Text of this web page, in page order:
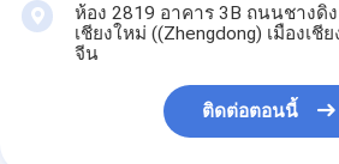
ห้อง 2819 อาคาร 3B ถนนชางดิ
เชียงใหม่ ((Zhengdong) เมืองเชี
จีน
ติดต่อตอนนี้